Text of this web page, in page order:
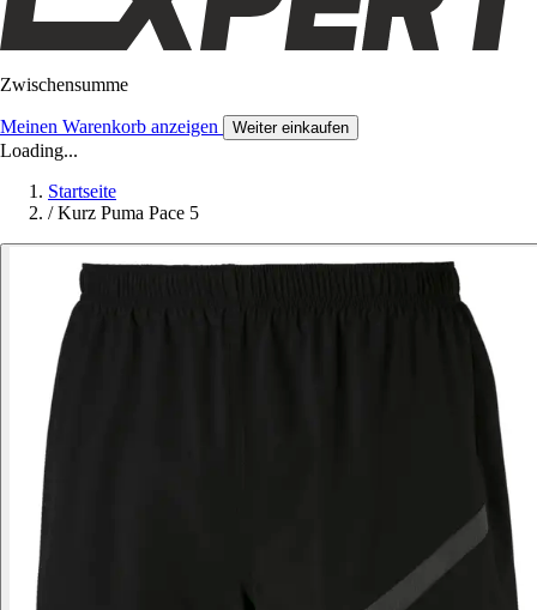
Zwischensumme
Meinen Warenkorb anzeigen Weiter einkaufen
Loading...
Startseite
/ Kurz Puma Pace 5